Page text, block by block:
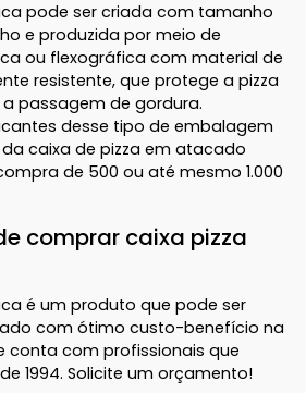
pode ser criada com tamanho
e produzida por meio de
ou flexográfica com material de
resistente, que protege a pizza
passagem de gordura.
desse tipo de embalagem
caixa de pizza em atacado
de 500 ou até mesmo 1.000
comprar caixa pizza
é um produto que pode ser
com ótimo custo-benefício na
conta com profissionais que
1994. Solicite um orçamento!